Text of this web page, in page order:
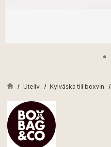
Uteliv Kylväska till boxvin